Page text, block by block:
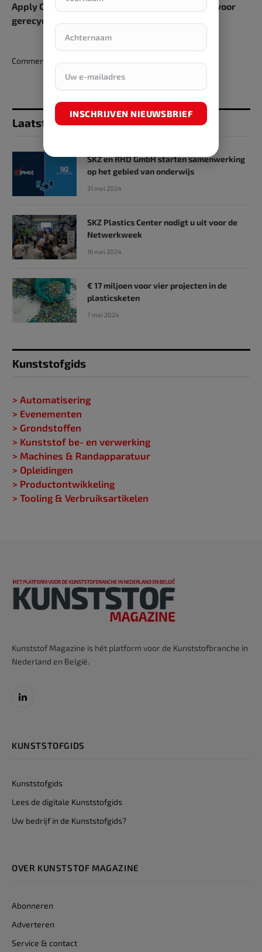
Apply Carbon opent nieuwe productiefaciliteit voor
gerecyclede koolstofvezel
Comments are closed.
Laatst toegevoegd
SKZ en RHD GmbH starten samenwerking
op het gebied van onderwijs
31 mei 2024
SKZ Plastics Center nodigt u uit voor de
Netwerkweek
16 mei 2024
€ 17 miljoen voor vier projecten in de
plasticsketen
7 mei 2024
Kunststofgids
> Automatisering
> Evenementen
> Grondstoffen
> Kunststof be- en verwerking
> Machines & Randapparatuur
> Opleidingen
> Productontwikkeling
> Tooling & Verbruiksartikelen
Kunststof Magazine is hét platform voor de Kunststofbranche in
Nederland en België.
LinkedIn
KUNSTSTOFGIDS
Kunststofgids
Lees de digitale Kunststofgids
Uw bedrijf in de Kunststofgids?
OVER KUNSTSTOF MAGAZINE
Abonneren
Adverteren
Service & contact
INSCHRIJVEN NIEUWSBRIEF